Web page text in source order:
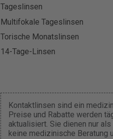
Tageslinsen
Multifokale Tageslinsen
Torische Monatslinsen
14-Tage-Linsen
Kontaktlinsen sind ein
Preise und Rabatte werden
aktualisiert. Sie dienen nur
keine medizinische Beratung